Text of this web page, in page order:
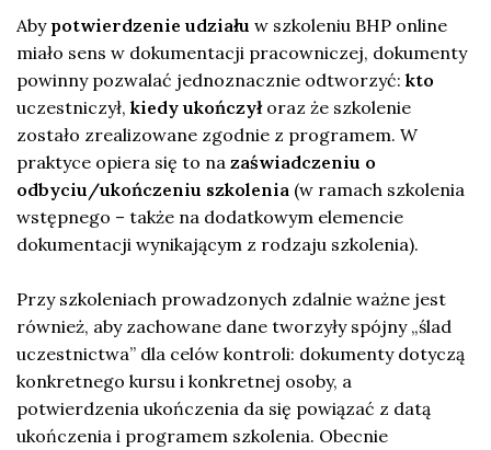
Aby potwierdzenie udziału w szkoleniu BHP online
miało sens w dokumentacji pracowniczej, dokumenty
powinny pozwalać jednoznacznie odtworzyć: kto
uczestniczył, kiedy ukończyłoraz że szkolenie
zostało zrealizowane zgodnie z programem. W
praktyce opiera się to na zaświadczeniu o
odbyciu/ukończeniu szkolenia (w ramach szkolenia
wstępnego – także na dodatkowym elemencie
dokumentacji wynikającym z rodzaju szkolenia).
Przy szkoleniach prowadzonych zdalnie ważne jest
również, aby zachowane dane tworzyły spójny „ślad
uczestnictwa” dla celów kontroli: dokumenty dotyczą
konkretnego kursu i konkretnej osoby, a
potwierdzenia ukończenia da się powiązać z datą
ukończenia i programem szkolenia. Obecnie